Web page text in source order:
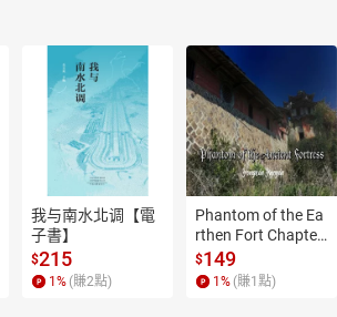
我与南水北调【電
子書】
$215
1 % (賺2點)
Phantom of the Ea
rthen Fort Chapter
4【有聲書】
$149
1 % (賺1 點)